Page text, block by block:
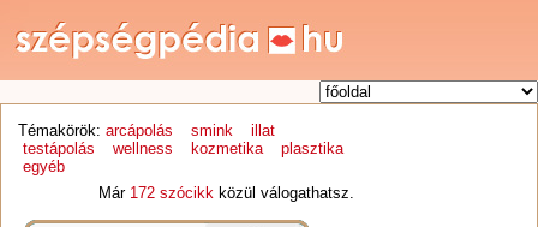
Témakörök: arcápolás smink
illat
testápolás
wellness kozmetika
plasztika
egyéb
Már 172 szócikk közül válogathatsz.